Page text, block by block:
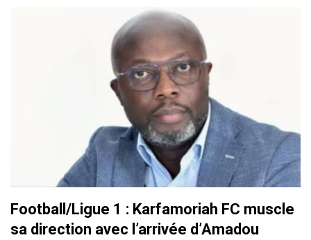
Football/Ligue 1 : Karfamoriah FC muscle
sa direction avec l’arrivée d’Amadou